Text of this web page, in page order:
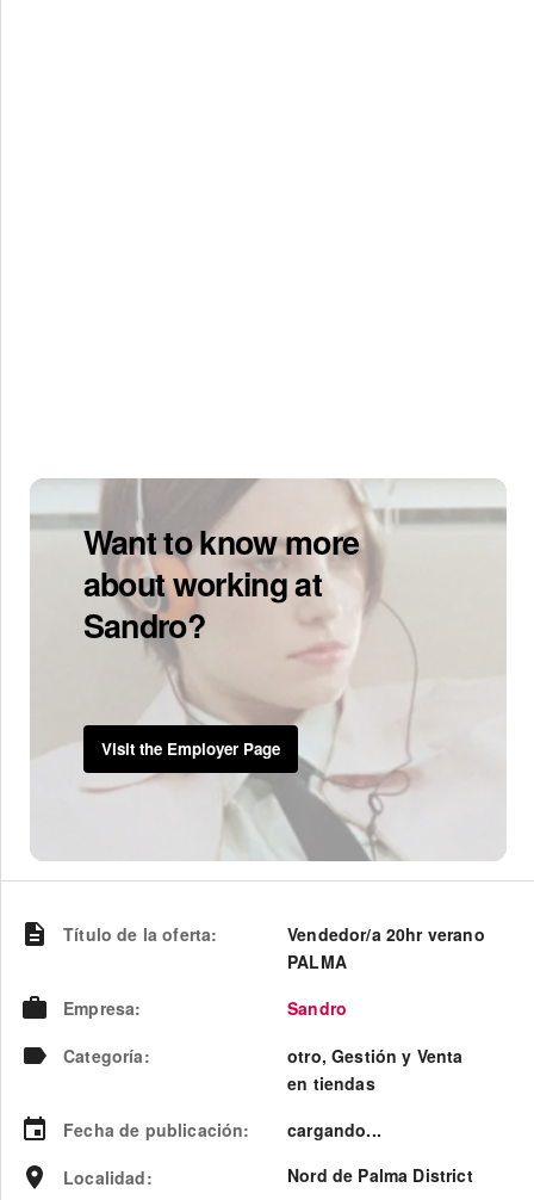
Want to know more
about working at
Sandro?
Visit the Employer Page
Título de la oferta:
Vendedor/a 20hr verano
PALMA
Empresa:
Sandro
Categoría:
otro, Gestión y Venta
en tiendas
Fecha de publicación:
cargando...
Localidad: Nord de Palma District